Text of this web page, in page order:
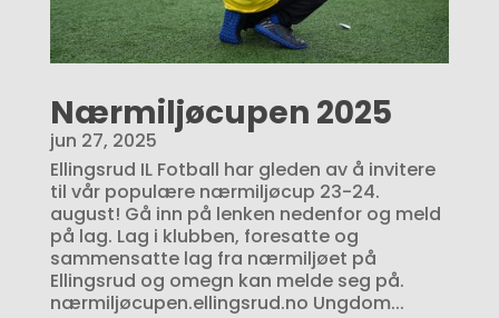
Nærmiljøcupen 2025
jun 27, 2025
Ellingsrud IL Fotball har gleden av å invitere
til vår populære nærmiljøcup 23-24.
august! Gå inn på lenken nedenfor og meld
på lag. Lag i klubben, foresatte og
sammensatte lag fra nærmiljøet på
Ellingsrud og omegn kan melde seg på.
nærmiljøcupen.ellingsrud.no Ungdom...